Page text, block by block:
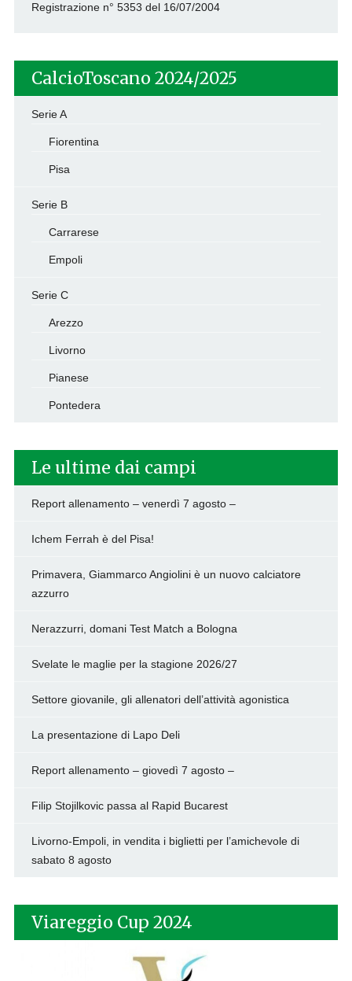
Registrazione n° 5353 del 16/07/2004
CalcioToscano 2024/2025
Serie A
Fiorentina
Pisa
Serie B
Carrarese
Empoli
Serie C
Arezzo
Livorno
Pianese
Pontedera
Le ultime dai campi
Report allenamento – venerdì 7 agosto –
Ichem Ferrah è del Pisa!
Primavera, Giammarco Angiolini è un nuovo calciatore
azzurro
Nerazzurri, domani Test Match a Bologna
Svelate le maglie per la stagione 2026/27
Settore giovanile, gli allenatori dell’attività agonistica
La presentazione di Lapo Deli
Report allenamento – giovedì 7 agosto –
Filip Stojilkovic passa al Rapid Bucarest
Livorno-Empoli, in vendita i biglietti per l’amichevole di
sabato 8 agosto
Viareggio Cup 2024